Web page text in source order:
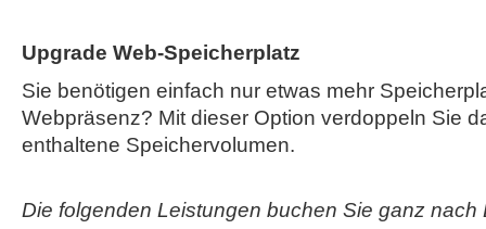
Upgrade Web-Speicherplatz
Sie benötigen einfach nur etwas mehr
Webpräsenz? Mit dieser Option verdoppeln Sie
enthaltene Speichervolumen.
Die folgenden Leistungen buchen Sie ganz nach